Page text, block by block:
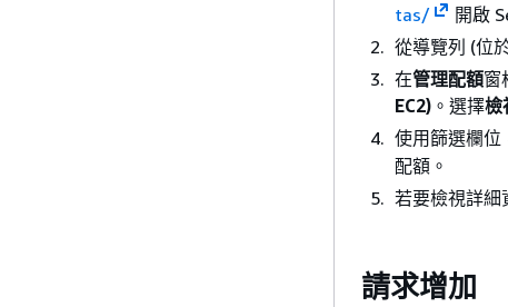
tas/
開啟
從導覽列 (位
在管理配額窗
EC2) 。選擇檢
使用篩選欄位
配額。
若要檢視詳細
請求增加